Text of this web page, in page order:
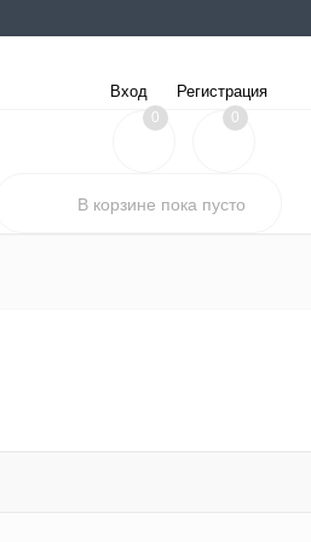
Вход Регистрация
0 0
В корзине пока пусто